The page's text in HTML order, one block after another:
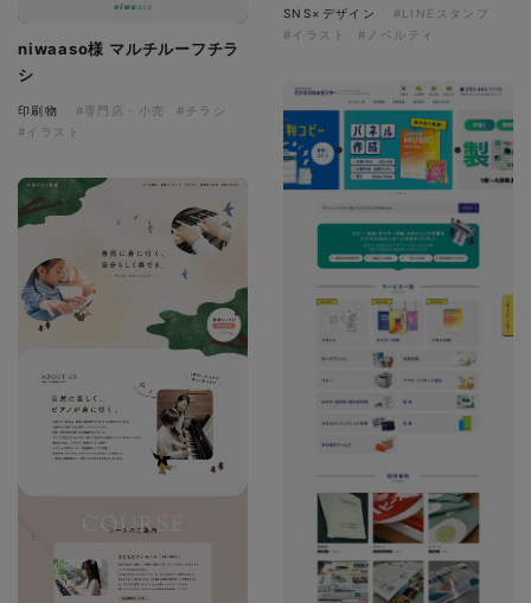
niwaaso様 マルチルーフチラ
シ
印刷物 #専門店・小売
#チラシ
#イラスト
SNS×デザイン
#LINEスタンプ
#イラスト
#ノベルティ